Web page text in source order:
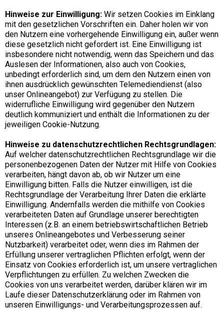
Hinweise zur Einwilligung: Wir setzen Cookies im Einklang
mit den gesetzlichen Vorschriften ein. Daher holen wir von
den Nutzern eine vorhergehende Einwilligung ein, außer wenn
diese gesetzlich nicht gefordert ist. Eine Einwilligung ist
insbesondere nicht notwendig, wenn das Speichern und das
Auslesen der Informationen, also auch von Cookies,
unbedingt erforderlich sind, um dem den Nutzern einen von
ihnen ausdrücklich gewünschten Telemediendienst (also
unser Onlineangebot) zur Verfügung zu stellen. Die
widerrufliche Einwilligung wird gegenüber den Nutzern
deutlich kommuniziert und enthält die Informationen zu der
jeweiligen Cookie-Nutzung.
Hinweise zu datenschutzrechtlichen Rechtsgrundlagen:
Auf welcher datenschutzrechtlichen Rechtsgrundlage wir die
personenbezogenen Daten der Nutzer mit Hilfe von Cookies
verarbeiten, hängt davon ab, ob wir Nutzer um eine
Einwilligung bitten. Falls die Nutzer einwilligen, ist die
Rechtsgrundlage der Verarbeitung Ihrer Daten die erklärte
Einwilligung. Andernfalls werden die mithilfe von Cookies
verarbeiteten Daten auf Grundlage unserer berechtigten
Interessen (z.B. an einem betriebswirtschaftlichen Betrieb
unseres Onlineangebotes und Verbesserung seiner
Nutzbarkeit) verarbeitet oder, wenn dies im Rahmen der
Erfüllung unserer vertraglichen Pflichten erfolgt, wenn der
Einsatz von Cookies erforderlich ist, um unsere vertraglichen
Verpflichtungen zu erfüllen. Zu welchen Zwecken die
Cookies von uns verarbeitet werden, darüber klären wir im
Laufe dieser Datenschutzerklärung oder im Rahmen von
unseren Einwilligungs- und Verarbeitungsprozessen auf.